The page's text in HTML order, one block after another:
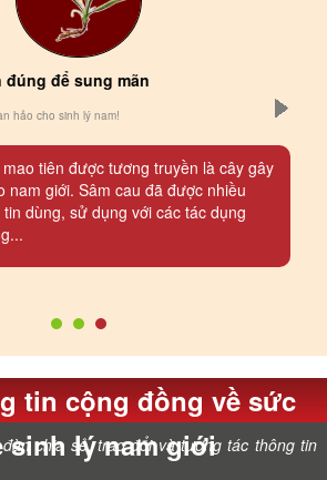
đúng để sung mãn
hảo cho sinh lý nam!
tiên được tương truyền là cây gây
nam giới. Sâm cau đã được nhiều
dùng, sử dụng với các tác dụng
tin cộng đồng về sức
sinh lý nam giới
chia sẻ, trao đổi và tương tác thông tin